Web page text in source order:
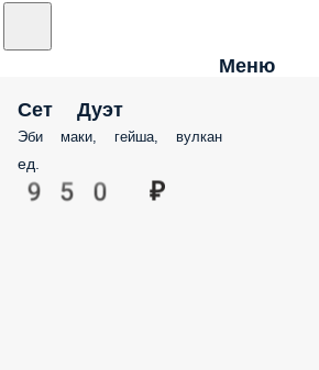
Меню
Сет Дуэт
Эби маки, гейша, вулкан
ед.
950 ₽